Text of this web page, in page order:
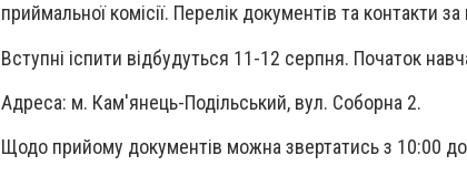
приймальної комісії. Перелік документів та контакти
Вступні іспити відбудуться 11-12 серпня. Початок
Адреса: м. Кам'янець-Подільський, вул. Соборна 2.
​Щодо прийому документів можна звертатись з 10:00